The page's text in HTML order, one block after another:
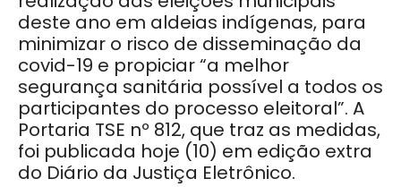
deste ano em aldeias indígenas, para
minimizar o risco de disseminação da
covid-19 e propiciar “a melhor
segurança sanitária possível a todos os
participantes do processo eleitoral”. A
Portaria TSE nº 812, que traz as medidas,
foi publicada hoje (10) em edição extra
do Diário da Justiça Eletrônico.